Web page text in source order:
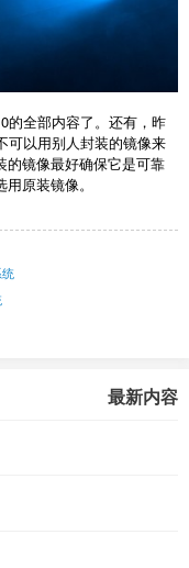
的全部内容了。还有，昨
可以用别人封装的镜像来
的镜像最好确保它是可靠
原装镜像。
最新内容